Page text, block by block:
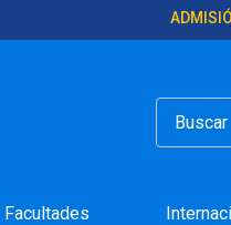
Facultades
será el